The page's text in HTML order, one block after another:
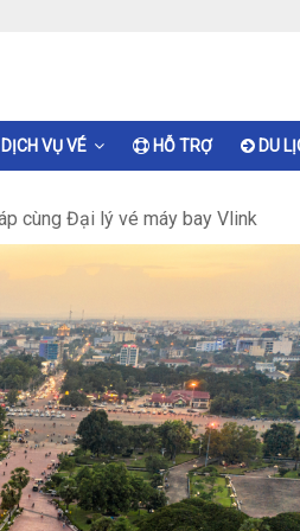
DỊCH VỤ VÉ HỖ TRỢ DU
cùng Đại lý vé máy bay Vlink